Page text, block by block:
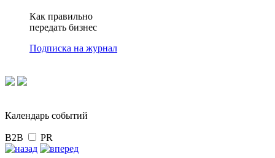
Как правильно
передать бизнес
Подписка на журнал
Календарь событий
B2B PR